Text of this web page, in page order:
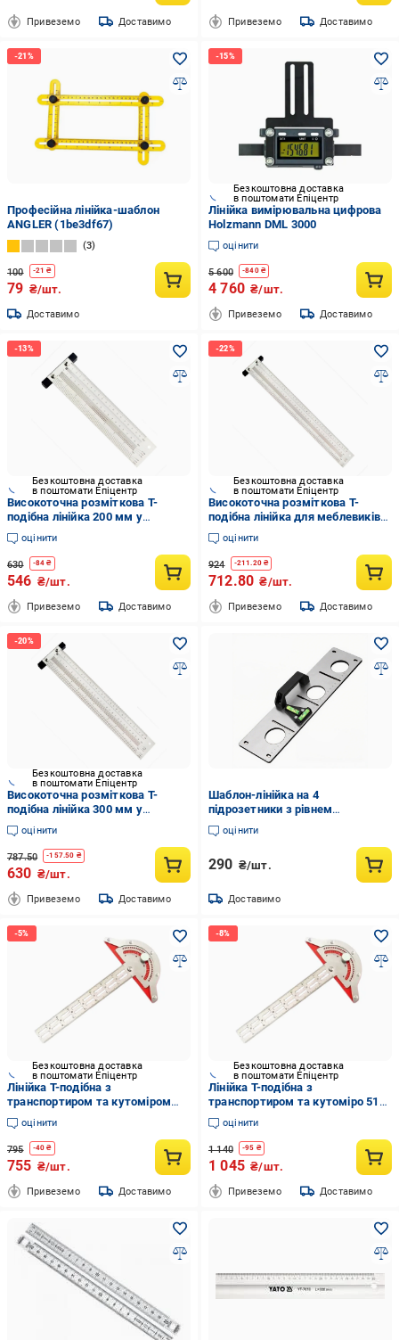
Привеземо Доставимо Привеземо Доставимо
Професійна лінійка-шаблон
ANGLER (1be3df67)
3
100 -21 ₴
79 ₴/шт.
Доставимо
Безкоштовна доставка
в поштомати Епіцентр
Лінійка вимірювальна цифрова
Holzmann DML 3000
оцінити
5 600 -840₴
4 760 ₴/шт.
Привеземо Доставимо
Безкоштовна доставка
в поштомати Епіцентр
Високоточна розміткова Т-
подібна лінійка 200 мм у
комплекті з олівцем
(1420359662)
оцінити
630 -84 ₴
546 ₴/шт.
Привеземо Доставимо
Безкоштовна доставка
в поштомати Епіцентр
Високоточна розміткова Т-
подібна лінійка для меблевиків/
слюсарів 400 мм у комплекті з
олівцем (1420413990)
оцінити
924 -211.20₴
712.80 ₴/шт.
Привеземо Доставимо
Безкоштовна доставка
в поштомати Епіцентр
Високоточна розміткова Т-
подібна лінійка 300 мм у
комплекті з олівцем
(1420391616)
оцінити
787.50 -157.50 ₴
630 ₴/шт.
Привеземо Доставимо
Шаблон-лінійка на 4
підрозетники з рівнем
(3011143888)
оцінити
290 ₴/шт.
Доставимо
Безкоштовна доставка
в поштомати Епіцентр
Лінійка Т-подібна з
транспортиром та кутоміром
389 мм (524929)
оцінити
795 -40 ₴
755 ₴/шт.
Привеземо Доставимо
Безкоштовна доставка
в поштомати Епіцентр
Лінійка Т-подібна з
транспортиром та кутоміро 519
мм (452445)
оцінити
1 140 -95 ₴
1 045 ₴/шт.
Привеземо Доставимо